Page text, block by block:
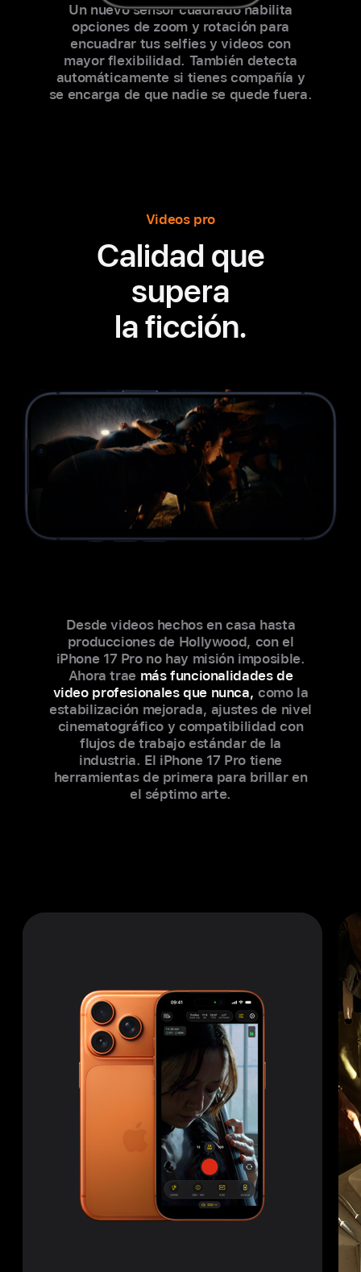
Un nuevo sensor cuadrado habilita
opciones de zoom y rotación para
encuadrar tus selfies y videos con
mayor flexibilidad. También detecta
automáticamente si tienes compañía y
se encarga de que nadie se quede fuera.
Videos pro
Calidad que
supera
la ficción.
Desde videos hechos en casa hasta
producciones de Hollywood, con el
iPhone 17 Pro no hay misión imposible.
Ahora trae más funcionalidades de
video profesionales que nunca, como la
estabilización mejorada, ajustes de nivel
cinematográfico y compatibilidad con
flujos de trabajo estándar de la
industria. El iPhone 17 Pro tiene
herramientas de primera para brillar en
el séptimo arte.